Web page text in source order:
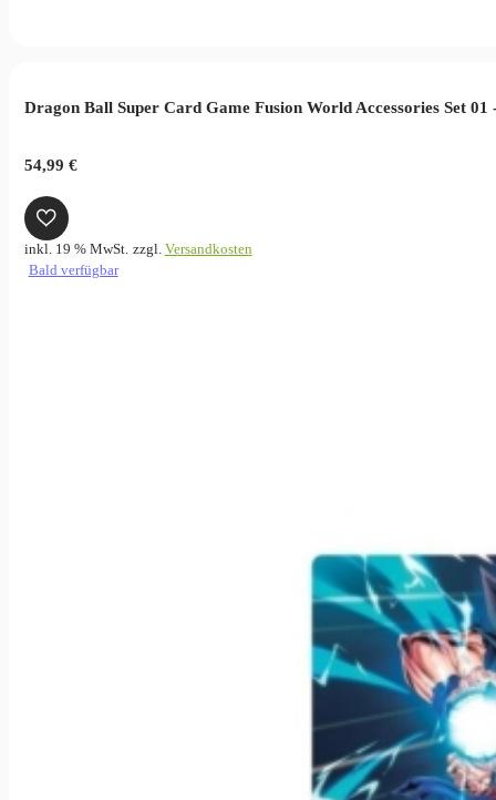
Dragon Ball Super Card Game Fusion World Accessories Set 01
54,99 €
inkl. 19 % MwSt. zzgl. Versandkosten
Bald verfügbar